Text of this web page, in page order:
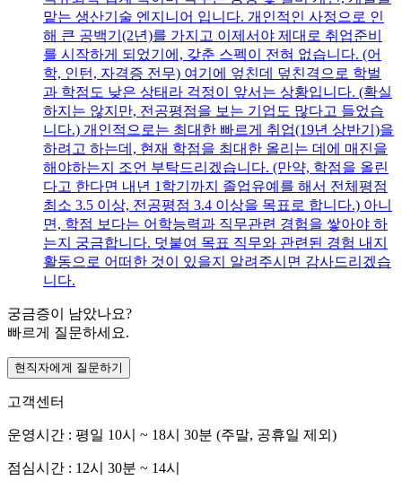
맡는 생산기술 엔지니어 입니다. 개인적인 사정으로 인
해 큰 공백기(2년)를 가지고 이제서야 제대로 취업준비
를 시작하게 되었기에, 갖춘 스펙이 전혀 없습니다. (어
학, 인턴, 자격증 전무) 여기에 엎친데 덮친격으로 학벌
과 학점도 낮은 상태라 걱정이 앞서는 상황입니다. (확실
하지는 않지만, 전공평점을 보는 기업도 많다고 들었습
니다.) 개인적으로는 최대한 빠르게 취업(19년 상반기)을
하려고 하는데, 현재 학점을 최대한 올리는 데에 매진을
해야하는지 조언 부탁드리겠습니다. (만약, 학점을 올린
다고 한다면 내년 1학기까지 졸업유예를 해서 전체평점
최소 3.5 이상, 전공평점 3.4 이상을 목표로 합니다.) 아니
면, 학점 보다는 어학능력과 직무관련 경험을 쌓아야 하
는지 궁금합니다. 덧붙여 목표 직무와 관련된 경험 내지
활동으로 어떠한 것이 있을지 알려주시면 감사드리겠습
니다.
궁금증이 남았나요?
빠르게 질문하세요.
현직자에게 질문하기
고객센터
운영시간 : 평일 10시 ~ 18시 30분 (주말, 공휴일 제외)
점심시간 : 12시 30분 ~ 14시